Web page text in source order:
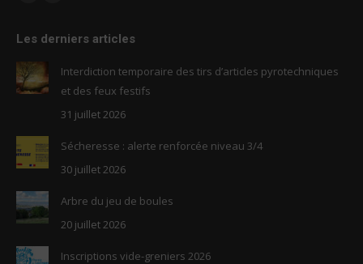
opens
in
new
opens
new
window
Les derniers articles
Interdiction temporaire des tirs d’articles pyrotechniques
et des feux festifs
31 juillet 2026
Sécheresse : alerte renforcée niveau 3/4
30 juillet 2026
Arbre du jeu de boules
20 juillet 2026
Inscriptions vide-greniers 2026